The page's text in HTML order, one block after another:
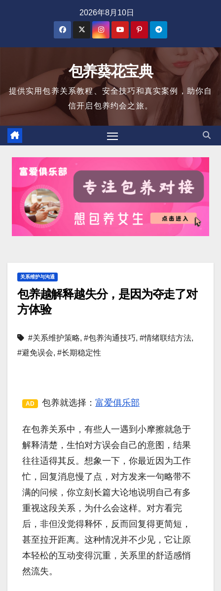
2026年8月10日
包养葵花宝典
提供实用包养关系教程、安全技巧和真实案例，助你自
信开启包养约会之旅。
关系维护与沟通
包养越解释越失分，是因为夺走了对
方体验
#关系维护策略, #包养沟通技巧, #情绪联结方法,
#避免误会, #长期稳定性
AD 包养就选择： 富爱俱乐部
在包养关系中，有些人一遇到小摩擦就急于
解释清楚，生怕对方误会自己的意图，结果
往往适得其反。想象一下，你最近因为工作
忙，回复消息慢了点，对方发来一句略带不
满的问候，你立刻长篇大论地说明自己有多
重视这段关系，为什么会这样。对方看完
后，非但没觉得释怀，反而回复得更简短，
甚至拉开距离。这种情况并不少见，它让原
本轻松的互动变得沉重，关系里的舒适感悄
然流失。